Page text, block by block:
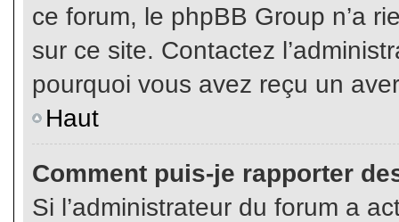
ce forum, le phpBB Group n’a
sur ce site. Contactez
pourquoi vous avez reçu un
Haut
Comment puis-je rapporter
Si l’administrateur du forum a